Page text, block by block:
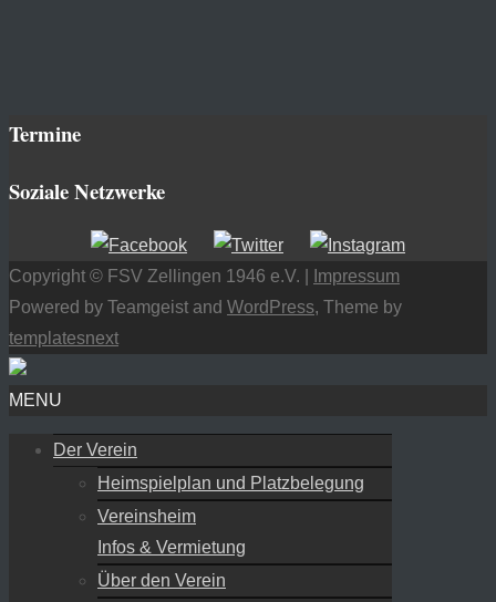
Termine
Soziale Netzwerke
Copyright © FSV Zellingen 1946 e.V. |
Impressum
Powered by Teamgeist and WordPress, Theme by
templatesnext
MENU
Der Verein
Heimspielplan und Platzbelegung
Vereinsheim
Infos & Vermietung
Über den Verein